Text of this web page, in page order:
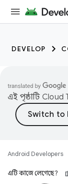
DEVELOP
এই পৃষ্ঠাটি Cloud
Android Developers
এটি কাজে লেগেছে?